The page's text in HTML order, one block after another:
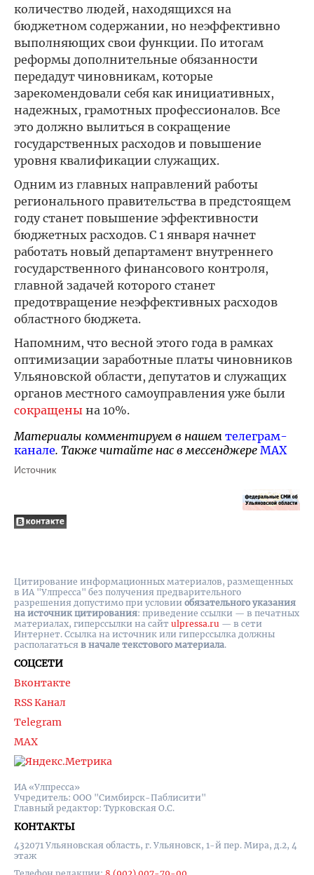
количество людей, находящихся на
бюджетном содержании, но неэффективно
выполняющих свои функции. По итогам
реформы дополнительные обязанности
передадут чиновникам, которые
зарекомендовали себя как инициативных,
надежных, грамотных профессионалов. Все
это должно вылиться в сокращение
государственных расходов и повышение
уровня квалификации служащих.
Одним из главных направлений работы
регионального правительства в предстоящем
году станет повышение эффективности
бюджетных расходов. С 1 января начнет
работать новый департамент внутреннего
государственного финансового контроля,
главной задачей которого станет
предотвращение неэффективных расходов
областного бюджета.
Напомним, что весной этого года в рамках
оптимизации заработные платы чиновников
Ульяновской области, депутатов и служащих
органов местного самоуправления уже были
сокращены на 10%.
Материалы комментируем в нашем телеграм-
канале. Также читайте нас в мессенджере MAX
Источник
ИА «Улпресса»
Учредитель: ООО "Симбирск-Паблисити"
Главный редактор: Турковская О.С.
КОНТАКТЫ
432071 Ульяновская область, г. Ульяновск, 1-й пер. Мира, д.2, 4
этаж
СОЦСЕТИ
Вконтакте
RSS Канал
Telegram
MAX
Цитирование информационных материалов, размещенных
в ИА "Улпресса" без получения предварительного
разрешения допустимо при условии обязательного указания
на источник цитирования: приведение ссылки — в печатных
материалах, гиперссылки на cайт ulpressa.ru — в сети
Интернет. Ссылка на источник или гиперссылка должны
располагаться в начале текстового материала.